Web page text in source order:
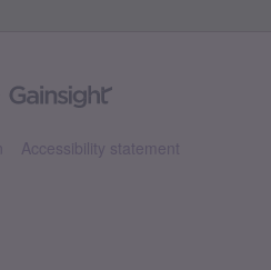
Accessibility statement